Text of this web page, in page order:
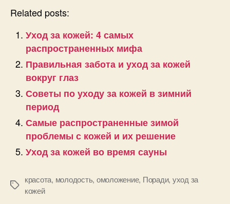
Related posts:
Уход за кожей: 4 самых
распространенных мифа
Правильная забота и уход за кожей
вокруг глаз
Советы по уходу за кожей в зимний
период
Самые распространенные зимой
проблемы с кожей и их решение
Уход за кожей во время сауны
Позначки
красота, молодость, омоложение, Поради, уход за
кожей